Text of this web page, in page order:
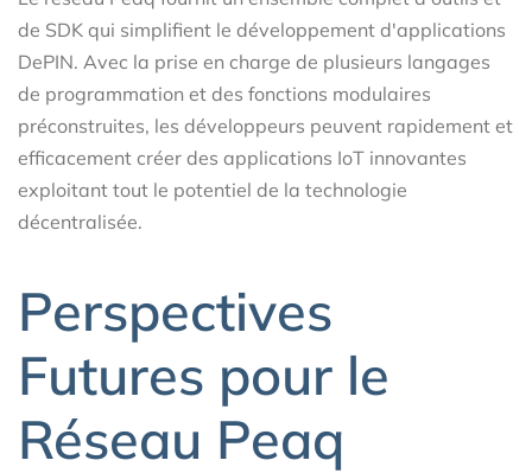
de SDK qui simplifient le développement d'applications
DePIN. Avec la prise en charge de plusieurs langages
de programmation et des fonctions modulaires
préconstruites, les développeurs peuvent rapidement et
efficacement créer des applications IoT innovantes
exploitant tout le potentiel de la technologie
décentralisée.
Perspectives
Futures pour le
Réseau Peaq